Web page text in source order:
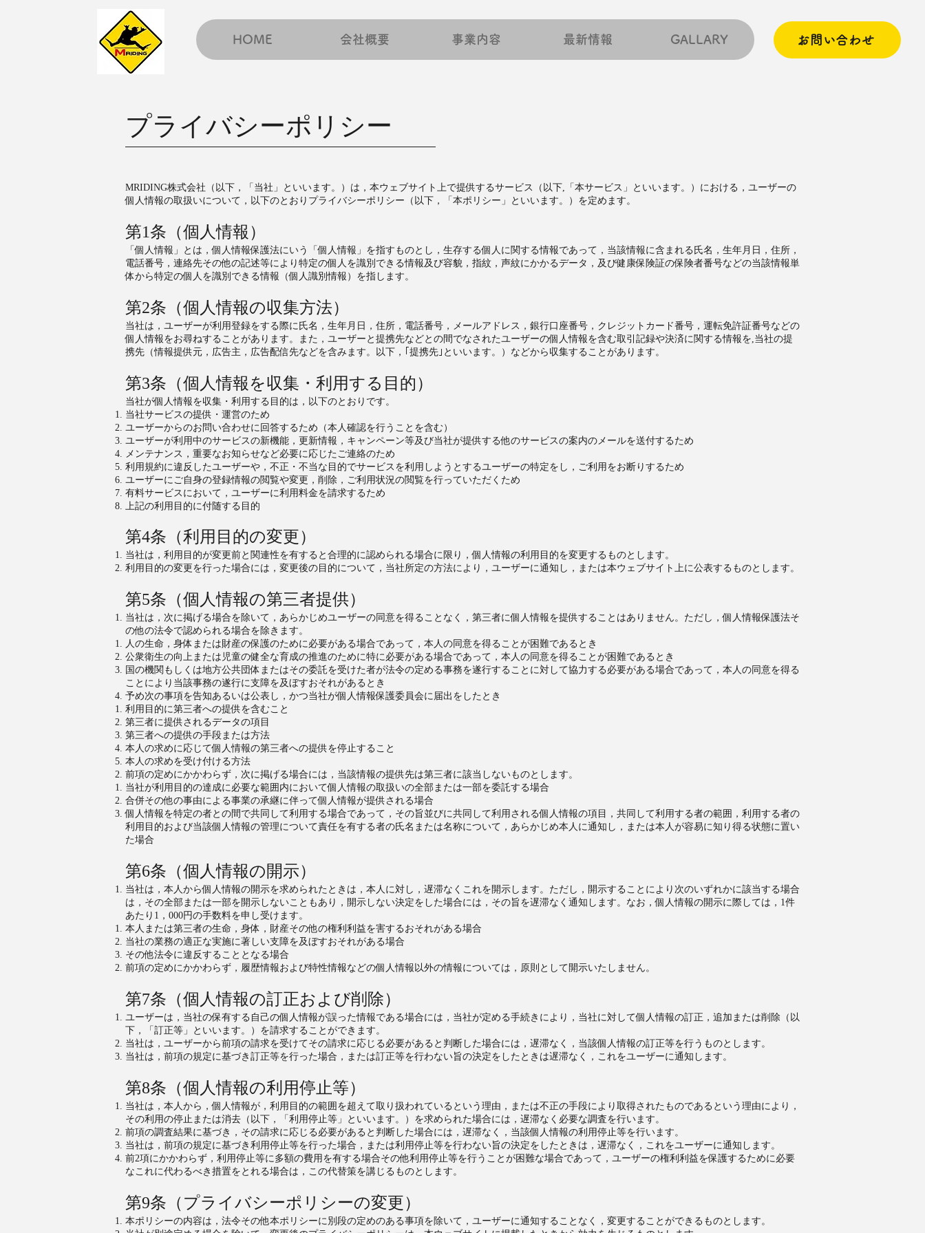
HOME 会社概要 事業内容 最新情報 GALLARY お問い合わせ
プライバシーポリシー
MRIDING株式会社（以下，「当社」といいます。）は，本ウェブサイト上で提供するサービス（以下,「本サービス」といいます。）における，ユーザーの
個人情報の取扱いについて，以下のとおりプライバシーポリシー（以下，「本ポリシー」といいます。）を定めます。
第1条（個人情報）
「個人情報」とは，個人情報保護法にいう「個人情報」を指すものとし，生存する個人に関する情報であって，当該情報に含まれる氏名，生年月日，住所，
電話番号，連絡先その他の記述等により特定の個人を識別できる情報及び容貌，指紋，声紋にかかるデータ，及び健康保険証の保険者番号などの当該情報単
体から特定の個人を識別できる情報（個人識別情報）を指します。
第2条（個人情報の収集方法）
当社は，ユーザーが利用登録をする際に氏名，生年月日，住所，電話番号，メールアドレス，銀行口座番号，クレジットカード番号，運転免許証番号などの
個人情報をお尋ねすることがあります。また，ユーザーと提携先などとの間でなされたユーザーの個人情報を含む取引記録や決済に関する情報を,当社の提
携先（情報提供元，広告主，広告配信先などを含みます。以下，｢提携先｣といいます。）などから収集することがあります。
第3条（個人情報を収集・利用する目的）
当社が個人情報を収集・利用する目的は，以下のとおりです。
当社サービスの提供・運営のため
ユーザーからのお問い合わせに回答するため（本人確認を行うことを含む）
ユーザーが利用中のサービスの新機能，更新情報，キャンペーン等及び当社が提供する他のサービスの案内のメールを送付するため
メンテナンス，重要なお知らせなど必要に応じたご連絡のため
利用規約に違反したユーザーや，不正・不当な目的でサービスを利用しようとするユーザーの特定をし，ご利用をお断りするため
ユーザーにご自身の登録情報の閲覧や変更，削除，ご利用状況の閲覧を行っていただくため
有料サービスにおいて，ユーザーに利用料金を請求するため
上記の利用目的に付随する目的
第4条（利用目的の変更）
当社は，利用目的が変更前と関連性を有すると合理的に認められる場合に限り，個人情報の利用目的を変更するものとします。
利用目的の変更を行った場合には，変更後の目的について，当社所定の方法により，ユーザーに通知し，または本ウェブサイト上に公表するものとします。
第5条（個人情報の第三者提供）
当社は，次に掲げる場合を除いて，あらかじめユーザーの同意を得ることなく，第三者に個人情報を提供することはありません。ただし，個人情報保護法そ
の他の法令で認められる場合を除きます。
人の生命，身体または財産の保護のために必要がある場合であって，本人の同意を得ることが困難であるとき
公衆衛生の向上または児童の健全な育成の推進のために特に必要がある場合であって，本人の同意を得ることが困難であるとき
国の機関もしくは地方公共団体またはその委託を受けた者が法令の定める事務を遂行することに対して協力する必要がある場合であって，本人の同意を得る
ことにより当該事務の遂行に支障を及ぼすおそれがあるとき
予め次の事項を告知あるいは公表し，かつ当社が個人情報保護委員会に届出をしたとき
利用目的に第三者への提供を含むこと
第三者に提供されるデータの項目
第三者への提供の手段または方法
本人の求めに応じて個人情報の第三者への提供を停止すること
本人の求めを受け付ける方法
前項の定めにかかわらず，次に掲げる場合には，当該情報の提供先は第三者に該当しないものとします。
当社が利用目的の達成に必要な範囲内において個人情報の取扱いの全部または一部を委託する場合
合併その他の事由による事業の承継に伴って個人情報が提供される場合
個人情報を特定の者との間で共同して利用する場合であって，その旨並びに共同して利用される個人情報の項目，共同して利用する者の範囲，利用する者の
利用目的および当該個人情報の管理について責任を有する者の氏名または名称について，あらかじめ本人に通知し，または本人が容易に知り得る状態に置い
た場合
第6条（個人情報の開示）
当社は，本人から個人情報の開示を求められたときは，本人に対し，遅滞なくこれを開示します。ただし，開示することにより次のいずれかに該当する場合
は，その全部または一部を開示しないこともあり，開示しない決定をした場合には，その旨を遅滞なく通知します。なお，個人情報の開示に際しては，1件
あたり1，000円の手数料を申し受けます。
本人または第三者の生命，身体，財産その他の権利利益を害するおそれがある場合
当社の業務の適正な実施に著しい支障を及ぼすおそれがある場合
その他法令に違反することとなる場合
前項の定めにかかわらず，履歴情報および特性情報などの個人情報以外の情報については，原則として開示いたしません。
第7条（個人情報の訂正および削除）
ユーザーは，当社の保有する自己の個人情報が誤った情報である場合には，当社が定める手続きにより，当社に対して個人情報の訂正，追加または削除（以
下，「訂正等」といいます。）を請求することができます。
当社は，ユーザーから前項の請求を受けてその請求に応じる必要があると判断した場合には，遅滞なく，当該個人情報の訂正等を行うものとします。
当社は，前項の規定に基づき訂正等を行った場合，または訂正等を行わない旨の決定をしたときは遅滞なく，これをユーザーに通知します。
第8条（個人情報の利用停止等）
当社は，本人から，個人情報が，利用目的の範囲を超えて取り扱われているという理由，または不正の手段により取得されたものであるという理由により，
その利用の停止または消去（以下，「利用停止等」といいます。）を求められた場合には，遅滞なく必要な調査を行います。
前項の調査結果に基づき，その請求に応じる必要があると判断した場合には，遅滞なく，当該個人情報の利用停止等を行います。
当社は，前項の規定に基づき利用停止等を行った場合，または利用停止等を行わない旨の決定をしたときは，遅滞なく，これをユーザーに通知します。
前2項にかかわらず，利用停止等に多額の費用を有する場合その他利用停止等を行うことが困難な場合であって，ユーザーの権利利益を保護するために必要
なこれに代わるべき措置をとれる場合は，この代替策を講じるものとします。
第9条（プライバシーポリシーの変更）
本ポリシーの内容は，法令その他本ポリシーに別段の定めのある事項を除いて，ユーザーに通知することなく，変更することができるものとします。